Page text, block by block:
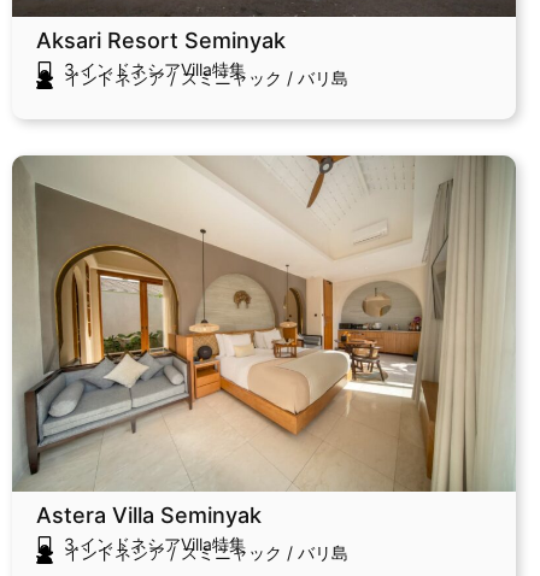
Aksari Resort Seminyak
3.インドネシアVilla特集
インドネシア/ スミニャック / バリ島
Astera Villa Seminyak
3.インドネシアVilla特集
インドネシア/ スミニャック / バリ島